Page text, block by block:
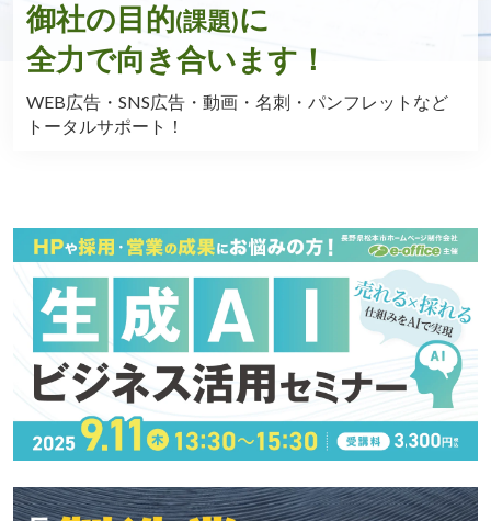
(課題)
AIとデータで
成果に直結する戦略をデザイン
弊社は
長野県の中小企業と共に走る